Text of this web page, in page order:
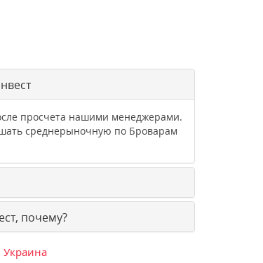
просчета нашими менеджерами.
среднерыночную по Броварам
почему?
Украина